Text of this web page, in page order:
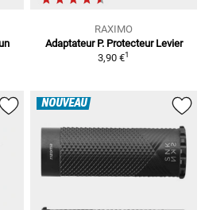
RAXIMO
Adaptateur P. Protecteur Levier
3,90 €1
NOUVEAU